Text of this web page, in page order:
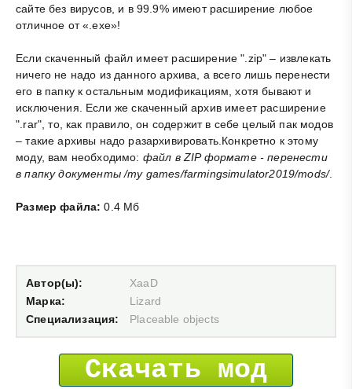
сайте без вирусов, и в 99.9% имеют расширение любое
отличное от «.exe»!
Если скаченный файл имеет расширение ".zip" – извлекать
ничего не надо из данного архива, а всего лишь перенести
его в папку к остальным модификациям, хотя бывают и
исключения. Если же скаченный архив имеет расширение
".rar", то, как правило, он содержит в себе целый пак модов
– такие архивы надо разархивировать.Конкретно к этому
моду, вам необходимо: файл в ZIP формате - перенести
в папку документы /my games/farmingsimulator2019/mods/.
Размер файла: 0.4 Мб
Автор(ы):
XaaD
Марка:
Lizard
Специализация:
Placeable objects
Скачать мод